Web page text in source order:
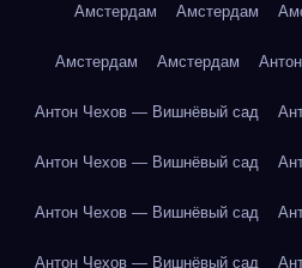
Амстердам Амстердам
Амстердам Амстердам
Антон Чехов — Вишнёвый сад
Антон Чехов — Вишнёвый сад
Антон Чехов — Вишнёвый сад
Антон Чехов — Вишнёвый сад